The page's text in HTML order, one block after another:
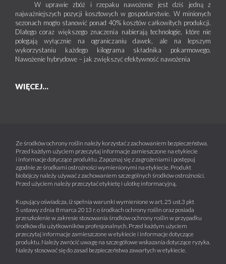
W uprawie zbóż i rzepaku nawożenie jest dziś jedną z
najważniejszych pozycji kosztowych w gospodarstwie. W minionych
sezonach mogło stanowić ponad 40% kosztów całkowitych produkcji.
Dlatego coraz większego znaczenia nabierają technologie, które nie
polegają wyłącznie na ograniczaniu dawek, ale na lepszym
wykorzystaniu każdego kilograma składnika pokarmowego.
Nawożenie hybrydowe – jak zwiększyć efektywność nawożenia
WIĘCEJ...
Ze środków ochrony roślin należy korzystać z zachowaniem bezpieczeństwa.
Przed każdym użyciem przeczytaj informacje zamieszczone na etykiecie
i informacje dotyczące produktu. Zapoznaj się z zagrożeniami i postępuj
zgodnie ze środkami ostrożności wymienionymi na etykiecie. Produkt
biobójczy należy używać z zachowaniem szczególnych środków ostrożności.
Przed użyciem należy przeczytać etykietę i ulotkę informacyjną.
Kupujący oświadcza, iż spełnia warunki wymienione w art. 25 ust.3 pkt
5 ustawy z dnia 8 marca 2013 r. o środkach ochrony roślin oraz posiada
przeszkolenie w zakresie stosowania środków ochrony roślin w przypadku
środków dla użytkowników profesjonalnych. Przed każdym użyciem
przeczytaj informacje zamieszczone w etykiecie i informacje dotyczące
produktu. Należy zwrócić uwagę na szczegółowe wskazania dotyczące ryzyka.
Należy stosować się do zasad bezpieczeństwa zawartych w etykiecie.